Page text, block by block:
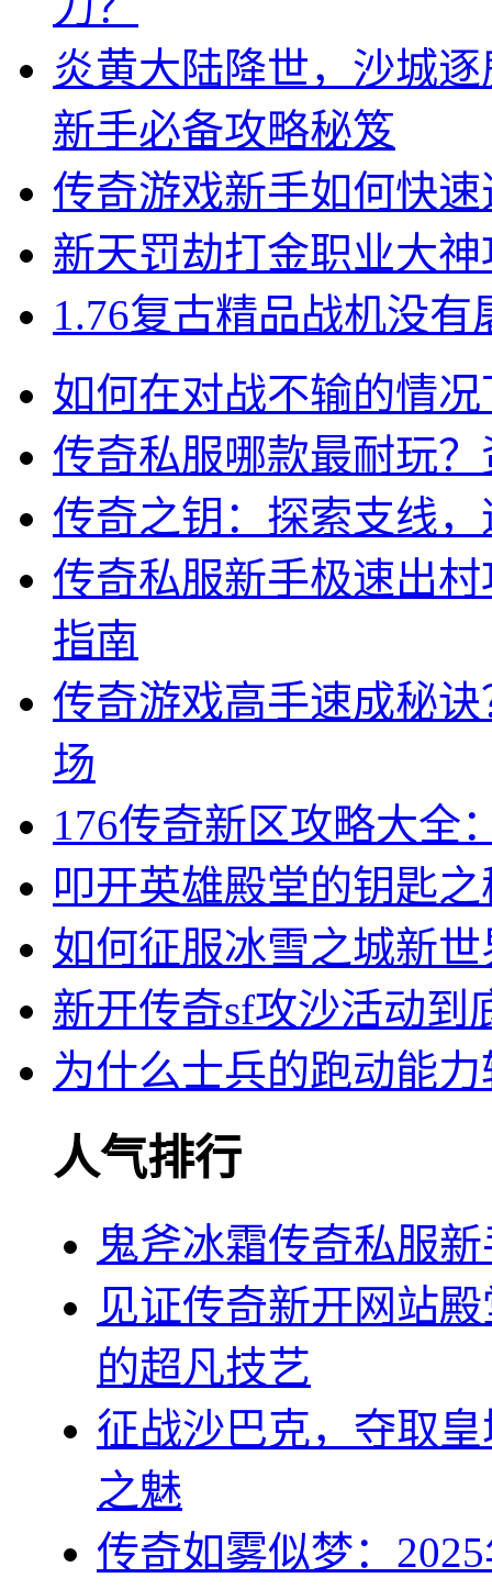
炎黄大陆降世，沙城
新手必备攻略秘笈
传奇游戏新手如何快
新天罚劫打金职业大
1.76复古精品战机没
如何在对战不输的情
传奇私服哪款最耐玩
传奇之钥：探索支线
传奇私服新手极速出
指南
传奇游戏高手速成秘
场
176传奇新区攻略大全
叩开英雄殿堂的钥匙
如何征服冰雪之城新
新开传奇sf攻沙活动到
为什么士兵的跑动能
人气排行
鬼斧冰霜传奇私服
见证传奇新开网站
的超凡技艺
征战沙巴克，夺取
之魅
传奇如雾似梦：